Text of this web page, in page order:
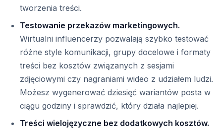
tworzenia treści.
Testowanie przekazów marketingowych.
Wirtualni influencerzy pozwalają szybko testować
różne style komunikacji, grupy docelowe i formaty
treści bez kosztów związanych z sesjami
zdjęciowymi czy nagraniami wideo z udziałem ludzi.
Możesz wygenerować dziesięć wariantów posta w
ciągu godziny i sprawdzić, który działa najlepiej.
Treści wielojęzyczne bez dodatkowych kosztów.